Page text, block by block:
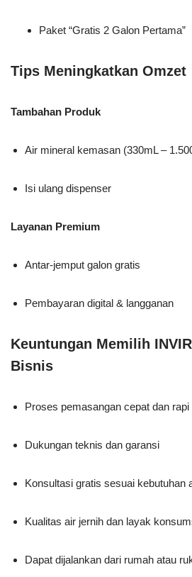
Paket “Gratis 2 Galon Pertama”
Tips Meningkatkan Omzet
Tambahan Produk
Air mineral kemasan (330mL –
Isi ulang dispenser
Layanan Premium
Antar-jemput galon gratis
Pembayaran digital & langganan
Keuntungan Memilih
Bisnis
Proses pemasangan cepat dan rapi
Dukungan teknis dan garansi
Konsultasi gratis sesuai kebutuhan
Kualitas air jernih dan layak
Dapat dijalankan dari rumah atau